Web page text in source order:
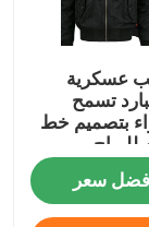
عسكرية
تسمح
بتصميم خط
للرياح
سعر